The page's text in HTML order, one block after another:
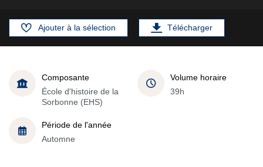
Ajouter à la sélection Télécharger
Composante
École d'histoire de la
Sorbonne (EHS)
Volume horaire
39h
Période de l'année
Automne